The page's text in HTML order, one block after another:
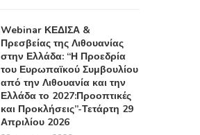
Webinar ΚΕΔΙΣΑ &
Πρεσβείας της Λιθουανίας
στην Ελλάδα: “Η Προεδρία
του Ευρωπαϊκού Συμβουλίου
από την Λιθουανία και την
Ελλάδα το 2027:Προοπτικές
και Προκλήσεις”-Τετάρτη 29
Απριλίου 2026